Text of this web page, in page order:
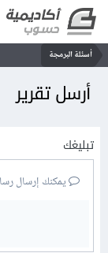
أسئلة البرمجة
أرسل تقرير
تبليغك
يمكنك إرسال